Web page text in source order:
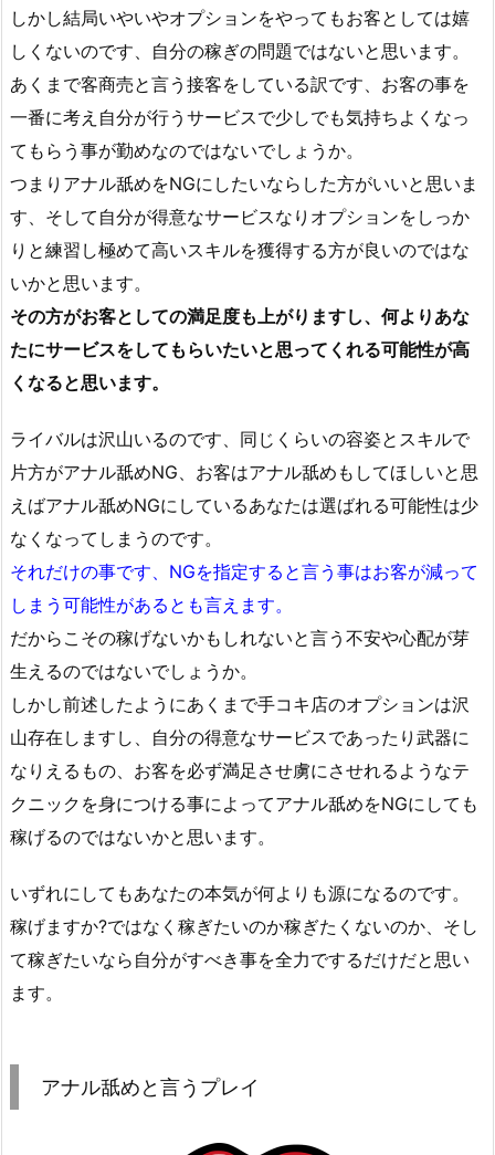
しかし結局いやいやオプションをやってもお客としては嬉
しくないのです、自分の稼ぎの問題ではないと思います。
あくまで客商売と言う接客をしている訳です、お客の事を
一番に考え自分が行うサービスで少しでも気持ちよくなっ
てもらう事が勤めなのではないでしょうか。
つまりアナル舐めをNGにしたいならした方がいいと思いま
す、そして自分が得意なサービスなりオプションをしっか
りと練習し極めて高いスキルを獲得する方が良いのではな
いかと思います。
その方がお客としての満足度も上がりますし、何よりあな
たにサービスをしてもらいたいと思ってくれる可能性が高
くなると思います。
ライバルは沢山いるのです、同じくらいの容姿とスキルで
片方がアナル舐めNG、お客はアナル舐めもしてほしいと思
えばアナル舐めNGにしているあなたは選ばれる可能性は少
なくなってしまうのです。
それだけの事です、NGを指定すると言う事はお客が減って
しまう可能性があるとも言えます。
だからこその稼げないかもしれないと言う不安や心配が芽
生えるのではないでしょうか。
しかし前述したようにあくまで手コキ店のオプションは沢
山存在しますし、自分の得意なサービスであったり武器に
なりえるもの、お客を必ず満足させ虜にさせれるようなテ
クニックを身につける事によってアナル舐めをNGにしても
稼げるのではないかと思います。
いずれにしてもあなたの本気が何よりも源になるのです。
稼げますか?ではなく稼ぎたいのか稼ぎたくないのか、そし
て稼ぎたいなら自分がすべき事を全力でするだけだと思い
ます。
アナル舐めと言うプレイ